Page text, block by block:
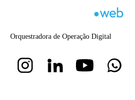
Orquestradora de Operação Digital